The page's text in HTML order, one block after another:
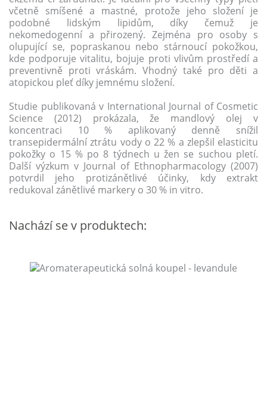
včetně smíšené a mastné, protože jeho složení je
podobné lidským lipidům, díky čemuž je
nekomedogenní a přirozený. Zejména pro osoby s
olupující se, popraskanou nebo stárnoucí pokožkou,
kde podporuje vitalitu, bojuje proti vlivům prostředí a
preventivně proti vráskám. Vhodný také pro děti a
atopickou pleť díky jemnému složení.
Studie publikovaná v International Journal of Cosmetic
Science (2012) prokázala, že mandlový olej v
koncentraci 10 % aplikovaný denně snížil
transepidermální ztrátu vody o 22 % a zlepšil elasticitu
pokožky o 15 % po 8 týdnech u žen se suchou pletí.
Další výzkum v Journal of Ethnopharmacology (2007)
potvrdil jeho protizánětlivé účinky, kdy extrakt
redukoval zánětlivé markery o 30 % in vitro.
Nachází se v produktech: